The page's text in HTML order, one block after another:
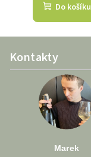
Do košíku
Z
Kontakty
Marek